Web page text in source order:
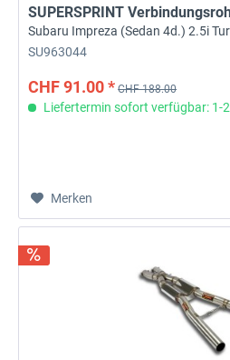
SUPERSPRINT
Subaru Impreza (Sedan 4d.) 2.5i
SU963044
CHF 91.00 * CHF 188.00
Liefertermin sofort verfügbar: 1-
Merken